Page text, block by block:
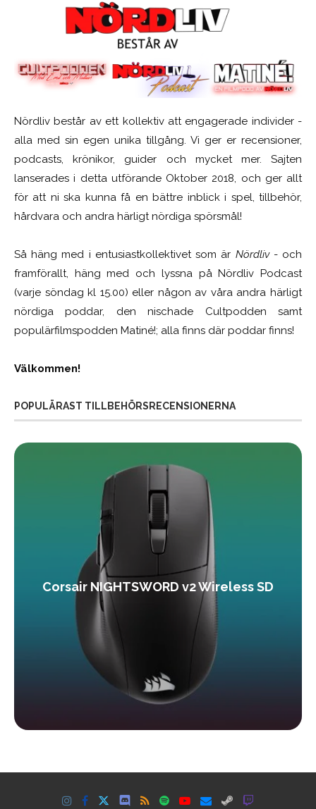
Nördliv består av ett kollektiv att engagerade individer -
alla med sin egen unika tillgång. Vi ger er recensioner,
podcasts, krönikor, guider och mycket mer. Sajten
lanserades i detta utförande Oktober 2018, och ger allt
för att ni ska kunna få en bättre inblick i spel, tillbehör,
hårdvara och andra härligt nördiga spörsmål!
Så häng med i entusiastkollektivet som är Nördliv- och
framförallt, häng med och lyssna på Nördliv Podcast
(varje söndag kl 15.00) eller någon av våra andra härligt
nördiga poddar, den nischade Cultpodden samt
populärfilmspodden Matiné!; alla finns där poddar finns!
Välkommen!
POPULÄRAST TILLBEHÖRSRECENSIONERNA
Corsair NIGHTSWORD v2 Wireless SD